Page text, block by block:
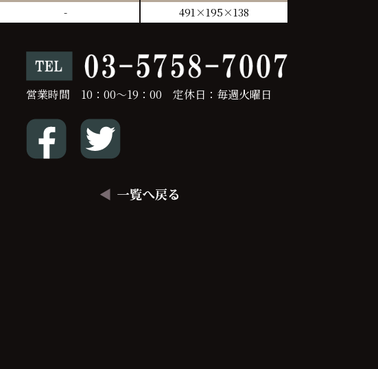
-
491×195×138
営業時間 10：00～19：00 定休日：毎週火曜日